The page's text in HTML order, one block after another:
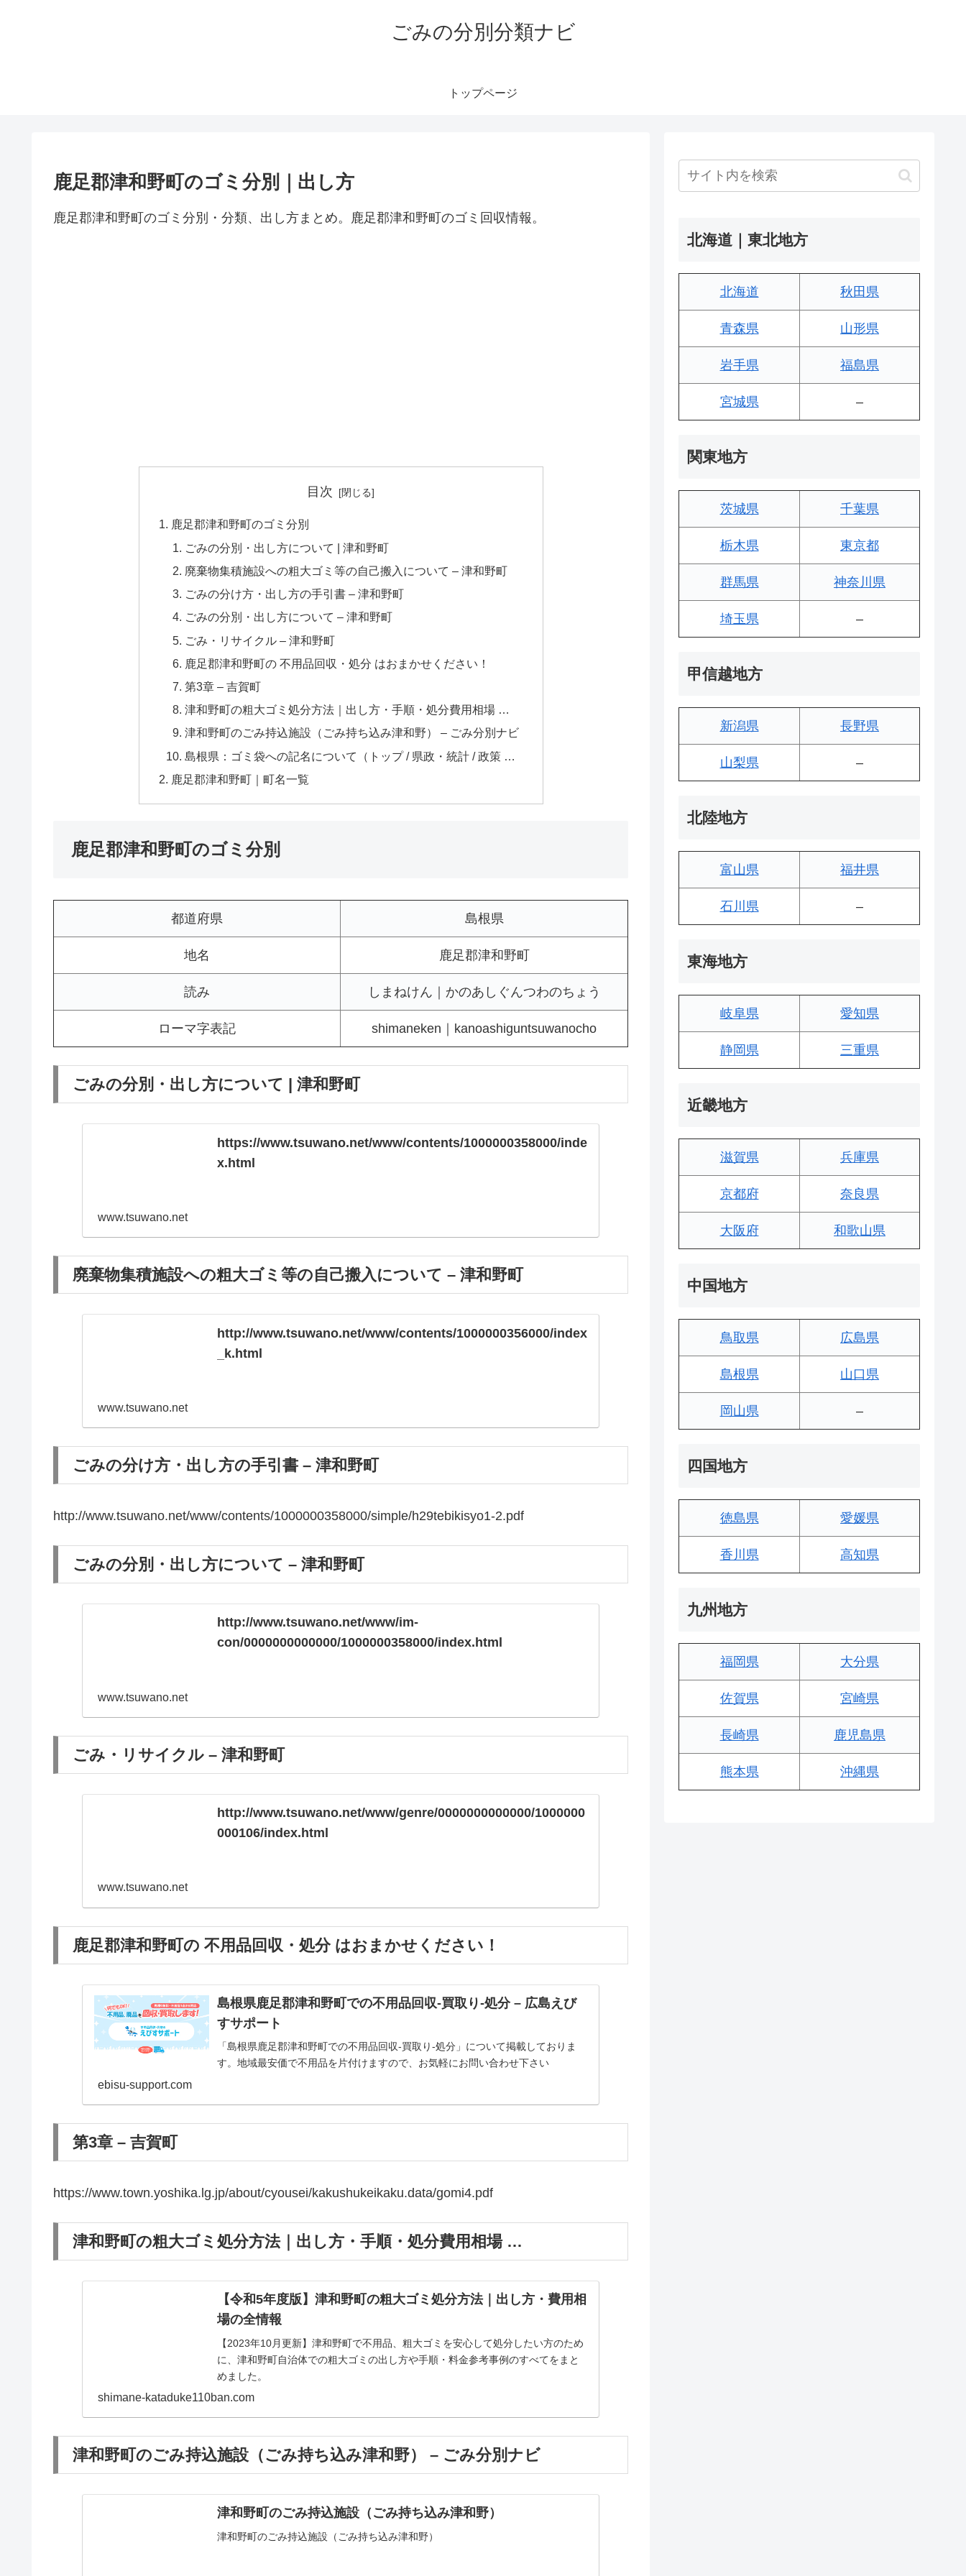
ごみの分別分類ナビ
トップページ
鹿足郡津和野町のゴミ分別｜出し方
鹿足郡津和野町のゴミ分別・分類、出し方まとめ。鹿足郡津和野町のゴミ回収情報。
目次
鹿足郡津和野町のゴミ分別
ごみの分別・出し方について | 津和野町
廃棄物集積施設への粗大ゴミ等の自己搬入について – 津和野町
ごみの分け方・出し方の手引書 – 津和野町
ごみの分別・出し方について – 津和野町
ごみ・リサイクル – 津和野町
鹿足郡津和野町の 不用品回収・処分 はおまかせください！
第3章 – 吉賀町
津和野町の粗大ゴミ処分方法｜出し方・手順・処分費用相場 …
津和野町のごみ持込施設（ごみ持ち込み津和野） – ごみ分別ナビ
島根県：ゴミ袋への記名について（トップ / 県政・統計 / 政策 …
鹿足郡津和野町｜町名一覧
鹿足郡津和野町のゴミ分別
都道府県 島根県
地名 鹿足郡津和野町
読み しまねけん｜かのあしぐんつわのちょう
ローマ字表記 shimaneken｜kanoashiguntsuwanocho
ごみの分別・出し方について | 津和野町
https://www.tsuwano.net/www/contents/1000000358000/inde
x.html
www.tsuwano.net
廃棄物集積施設への粗大ゴミ等の自己搬入について – 津和野町
http://www.tsuwano.net/www/contents/1000000356000/index
_k.html
www.tsuwano.net
ごみの分け方・出し方の手引書 – 津和野町
http://www.tsuwano.net/www/contents/1000000358000/simple/h29tebikisyo1-2.pdf
ごみの分別・出し方について – 津和野町
http://www.tsuwano.net/www/im-
con/0000000000000/1000000358000/index.html
www.tsuwano.net
ごみ・リサイクル – 津和野町
http://www.tsuwano.net/www/genre/0000000000000/1000000
000106/index.html
www.tsuwano.net
鹿足郡津和野町の 不用品回収・処分 はおまかせください！
島根県鹿足郡津和野町での不用品回収-買取り-処分 – 広島えび
すサポート
「島根県鹿足郡津和野町での不用品回収-買取り-処分」について掲載しておりま
す。地域最安価で不用品を片付けますので、お気軽にお問い合わせ下さい
ebisu-support.com
第3章 – 吉賀町
https://www.town.yoshika.lg.jp/about/cyousei/kakushukeikaku.data/gomi4.pdf
津和野町の粗大ゴミ処分方法｜出し方・手順・処分費用相場 …
【令和5年度版】津和野町の粗大ゴミ処分方法｜出し方・費用相
場の全情報
【2023年10月更新】津和野町で不用品、粗大ゴミを安心して処分したい方のため
に、津和野町自治体での粗大ゴミの出し方や手順・料金参考事例のすべてをまと
めました。
shimane-kataduke110ban.com
津和野町のごみ持込施設（ごみ持ち込み津和野） – ごみ分別ナビ
津和野町のごみ持込施設（ごみ持ち込み津和野）
津和野町のごみ持込施設（ごみ持ち込み津和野）
北海道｜東北地方
北海道 秋田県
青森県 山形県
岩手県 福島県
宮城県 –
関東地方
茨城県 千葉県
栃木県 東京都
群馬県 神奈川県
埼玉県 –
甲信越地方
新潟県 長野県
山梨県 –
北陸地方
富山県 福井県
石川県 –
東海地方
岐阜県 愛知県
静岡県 三重県
近畿地方
滋賀県 兵庫県
京都府 奈良県
大阪府 和歌山県
中国地方
鳥取県 広島県
島根県 山口県
岡山県 –
四国地方
徳島県 愛媛県
香川県 高知県
九州地方
福岡県 大分県
佐賀県 宮崎県
長崎県 鹿児島県
熊本県 沖縄県